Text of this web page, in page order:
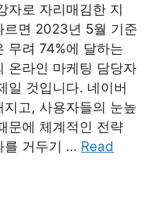
자로 자리매김한 지
르면 2023년 5월 기준
무려 74%에 달하는
온라인 마케팅 담당자
일 것입니다. 네이버
고, 사용자들의 눈높
문에 체계적인 전략
를 거두기 … Read